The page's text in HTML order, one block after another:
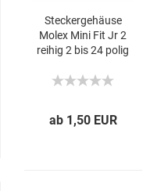
Ste­cker­ge­häu­se
Molex Mini Fit Jr 2
rei­hig 2 bis 24 polig
ab 1,50 EUR